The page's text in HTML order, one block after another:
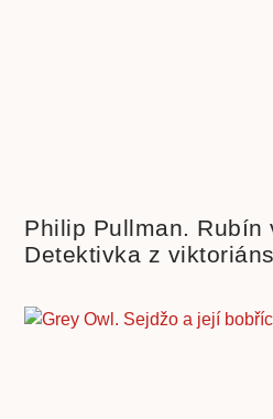
Philip Pullman. Rubín
Detektivka z